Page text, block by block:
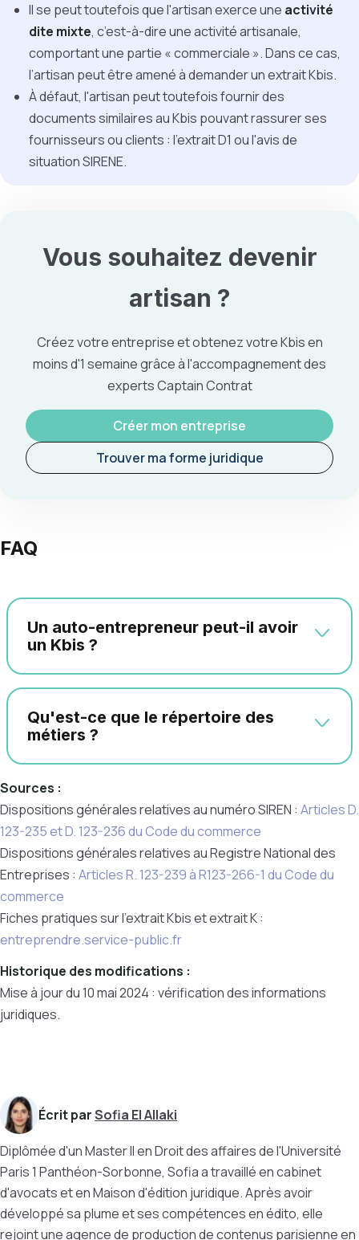
Il se peut toutefois que l'artisan exerce une activité
dite mixte, c’est-à-dire une activité artisanale,
comportant une partie « commerciale ». Dans ce cas,
l’artisan peut être amené à demander un extrait Kbis.
À défaut, l'artisan peut toutefois fournir des
documents similaires au Kbis pouvant rassurer ses
fournisseurs ou clients : l'extrait D1 ou l'avis de
situation SIRENE.
Vous souhaitez devenir
artisan ?
Créez votre entreprise et obtenez votre Kbis en
moins d'1 semaine grâce à l'accompagnement des
experts Captain Contrat
Créer mon entreprise
Trouver ma forme juridique
FAQ
Un auto-entrepreneur peut-il avoir
un Kbis ?
Qu'est-ce que le répertoire des
métiers ?
Sources :
Dispositions générales relatives au numéro SIREN : Articles D.
123-235 et D. 123-236 du Code du commerce
Dispositions générales relatives au Registre National des
Entreprises : Articles R. 123-239 à R123-266-1 du Code du
commerce
Fiches pratiques sur l'extrait Kbis et extrait K :
entreprendre.service-public.fr
Historique des modifications :
Mise à jour du 10 mai 2024 : vérification des informations
juridiques.
Écrit parSofia El Allaki
Diplômée d'un Master II en Droit des affaires de l'Université
Paris 1 Panthéon-Sorbonne, Sofia a travaillé en cabinet
d'avocats et en Maison d'édition juridique. Après avoir
développé sa plume et ses compétences en édito, elle
rejoint une agence de production de contenus parisienne en